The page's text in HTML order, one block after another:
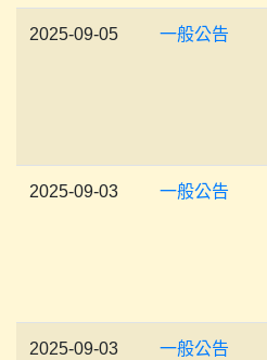
2025-09-05 一般公告
2025-09-03 一般公告
2025-09-03 一般公告